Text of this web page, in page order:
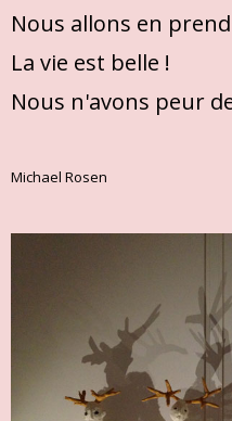
Nous allons en
La vie est belle !
Nous n'avons peur
Michael Rosen